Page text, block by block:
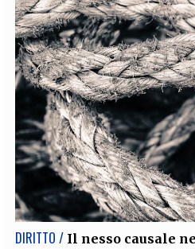
DIRITTO / Il nesso causale